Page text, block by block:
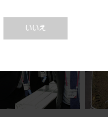
いいえ